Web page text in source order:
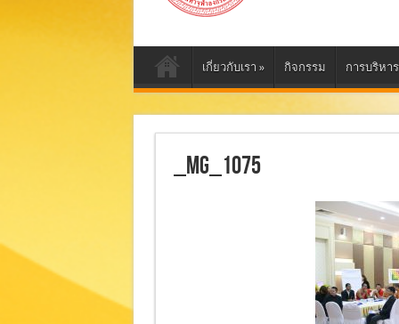
เกี่ยวกับเรา » กิจกรรม การบริหา
_MG_1075